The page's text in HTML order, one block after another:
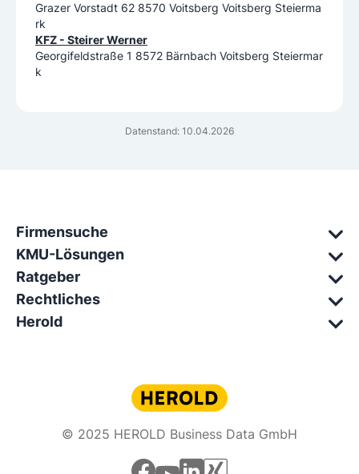
Datenstand: 10.04.2026
Grazer Vorstadt 62 8570 Voitsberg Voitsberg Steierma
rk
KFZ - Steirer Werner
Georgifeldstraße 1 8572 Bärnbach Voitsberg Steiermar
k
Firmensuche
KMU-Lösungen
Ratgeber
Rechtliches
Herold
© 2025 HEROLD Business Data GmbH